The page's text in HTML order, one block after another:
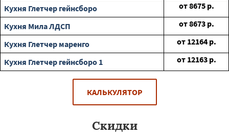
Кухня Глетчер гейнсборо
от8675 р.
Кухня Мила ЛДСП
от8673 р.
Кухня Глетчер маренго
от 12164 р.
Кухня Глетчер гейнсборо 1
от 12163 р.
КАЛЬКУЛЯТОР
Скидки